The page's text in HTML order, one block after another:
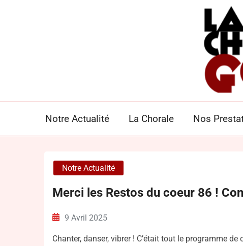
LA CHORALE
Notre Actualité La Chorale Nos
Notre Actualité
Merci les Restos du coeur 86 !
9 Avril 2025
Chanter, danser, vibrer ! C’était tout le programme